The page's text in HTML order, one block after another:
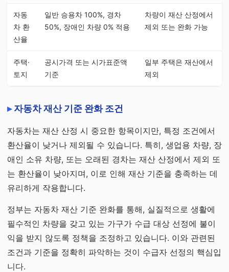
자동
차 환
산율
일반 승용차 100%, 경차
50%, 장애인 차량 0% 적용
차량이 재산 산정에서
제외 또는 완화 가능
주택·
토지
공시가격 또는 시가표준액
기준
일부 주택은 재산에서
제외
자동차 재산 기준 완화 조건
자동차는 재산 산정 시 중요한 항목이지만, 특정 조건에서
환산율이 낮거나 제외될 수 있습니다. 특히, 생업용 차량, 장
애인 소유 차량, 또는 오래된 경차는 재산 산정에서 제외 또
는 환산율이 낮아지며, 이로 인해 재산 기준을 충족하는 데
유리하게 작용합니다.
정부는 자동차 재산 기준 완화를 통해, 실질적으로 생활에
필수적인 차량을 갖고 있는 가구가 수급 대상 선정에 불이
익을 받지 않도록 정책을 조정하고 있습니다. 이와 관련된
조건과 기준을 정확히 파악하는 것이 수급자 선정의 핵심입
니다.